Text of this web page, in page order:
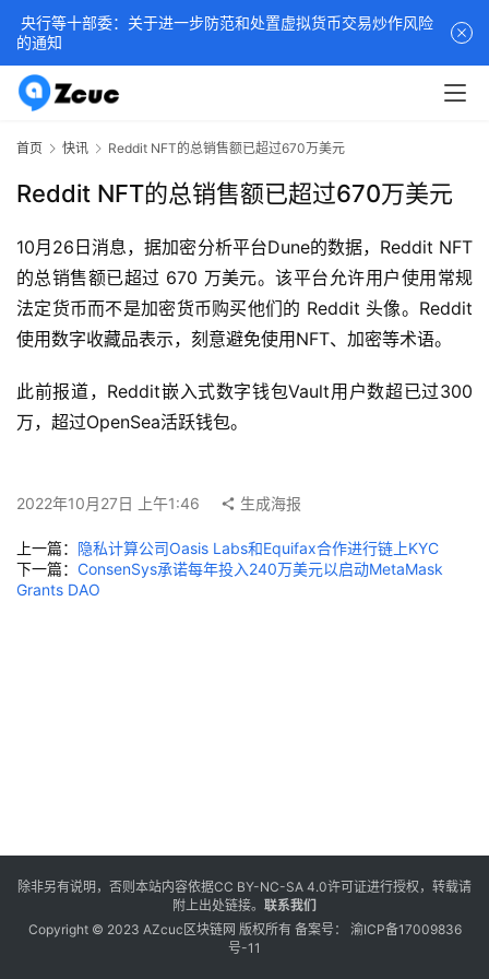
首页 快讯 Reddit NFT的总销售额已超过670万美元
Reddit NFT的总销售额已超过670万美元
10月26日消息，据加密分析平台Dune的数据，Reddit NFT
的总销售额已超过 670 万美元。该平台允许用户使用常规
法定货币而不是加密货币购买他们的 Reddit 头像。Reddit
使用数字收藏品表示，刻意避免使用NFT、加密等术语。
此前报道，Reddit嵌入式数字钱包Vault用户数超已过300
万，超过OpenSea活跃钱包。
2022年10月27日 上午1:46 生成海报
上一篇： 隐私计算公司Oasis Labs和Equifax合作进行链上KYC
下一篇： ConsenSys承诺每年投入240万美元以启动MetaMask
Grants DAO
除非另有说明，否则本站内容依据CC BY-NC-SA 4.0许可证进行授权，转载请
附上出处链接。 联系我们
Copyright © 2023 AZcuc区块链网 版权所有 备案号： 渝ICP备17009836
号-11
央行等十部委：关于进一步防范和处置虚拟货币交易炒作风险
的通知